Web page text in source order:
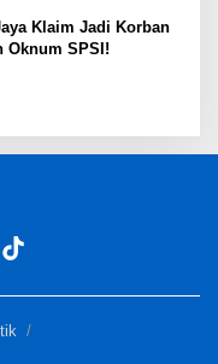
Klaim Jadi Korban
Oknum SPSI!